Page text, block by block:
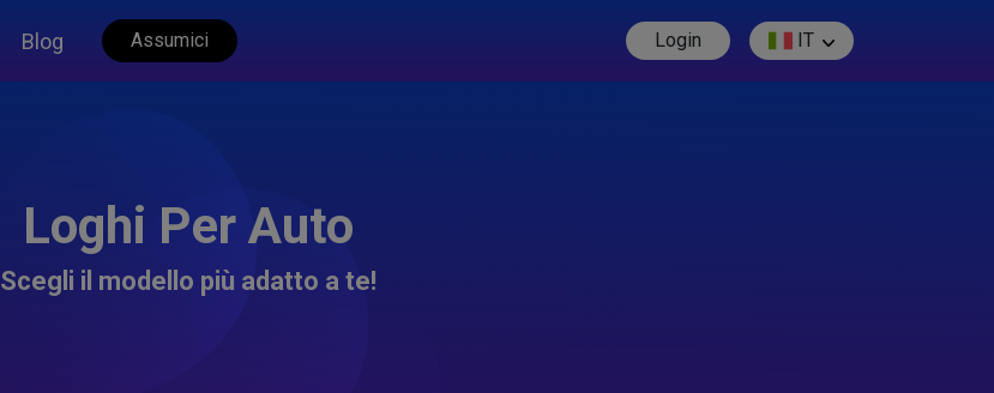
Blog Assumici Login IT
Loghi Per Auto
Scegli il modello più adatto a te!